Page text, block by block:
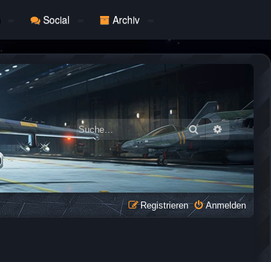
Social Archiv
Suche Erweiterte
Anmelden
Registrieren